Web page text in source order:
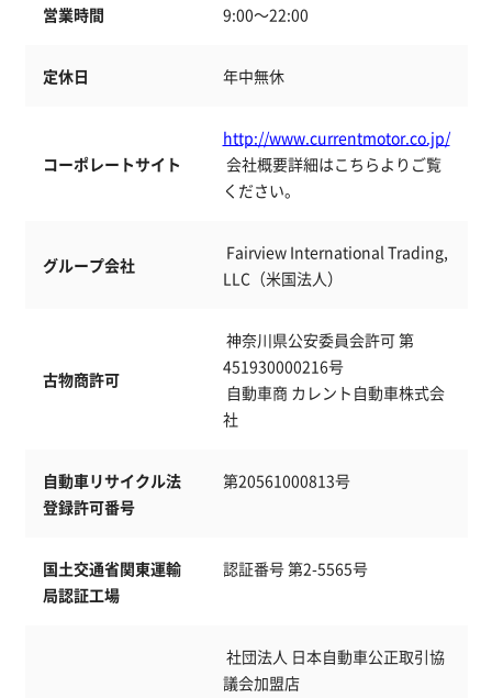
営業時間 9:00～22:00
定休日 年中無休
コーポレートサイト
http://www.currentmotor.co.jp/
ください。
グループ会社
LLC（米国法人）
古物商許可
451930000216号
社
自動車リサイクル法
登録許可番号
第20561000813号
国土交通省関東運輸
局認証工場
認証番号 第2-5565号
議会加盟店